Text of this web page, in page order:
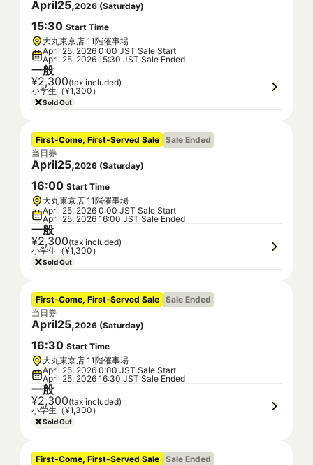
April25,2026 (Saturday)
15:30 Start Time
大丸東京店 11階催事場
April 25, 2026 0:00 JST Sale Start
April 25, 2026 15:30 JST Sale Ended
一般
¥2,300(tax included)
小学生（¥1,300）
Sold Out
First-Come, First-Served Sale Sale Ended
当日券
April25,2026 (Saturday)
16:00 Start Time
大丸東京店 11階催事場
April 25, 2026 0:00 JST Sale Start
April 25, 2026 16:00 JST Sale Ended
一般
¥2,300(tax included)
小学生（¥1,300）
Sold Out
First-Come, First-Served Sale Sale Ended
当日券
April25,2026 (Saturday)
16:30 Start Time
大丸東京店 11階催事場
April 25, 2026 0:00 JST Sale Start
April 25, 2026 16:30 JST Sale Ended
一般
¥2,300(tax included)
小学生（¥1,300）
Sold Out
First-Come, First-Served Sale Sale Ended